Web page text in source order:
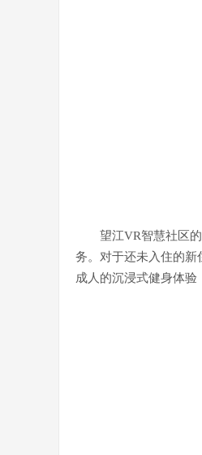
望江VR智慧社区
务。对于还未入住的新
成人的沉浸式健身体验